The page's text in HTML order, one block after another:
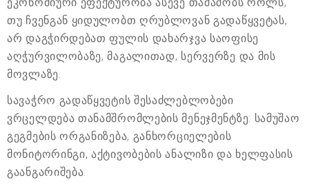
თუ ჩვენგან ყიდულობთ ღრუბლოვან გადაწყვეტას,
არ დაგჭირდებათ ფულის დახარჯვა საოფისე
აღჭურვილობაზე, მაგალითად, სერვერზე და მის
მოვლაზე.
სავაჭრო გადაწყვეტის შესაძლებლობები
ვრცელდება თანამშრომლების მენეჯმენტზე: სამუშაო
გეგმების ორგანიზება, განხორციელების
მონიტორინგი, აქტივობების ანალიზი და ხელფასის
გაანგარიშება.